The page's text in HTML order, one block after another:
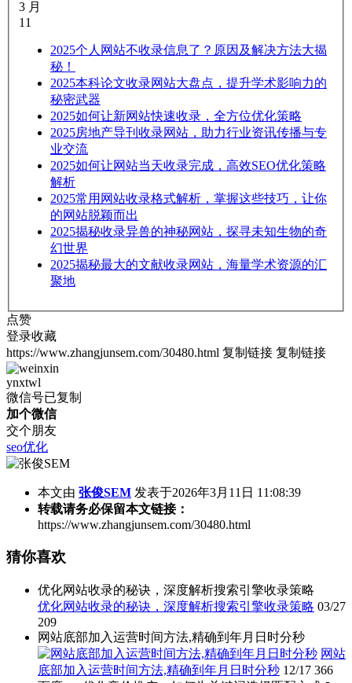
3 月
11
2025个人网站不收录信息了？原因及解决方法大揭
秘！
2025本科论文收录网站大盘点，提升学术影响力的
秘密武器
2025如何让新网站快速收录，全方位优化策略
2025房地产导刊收录网站，助力行业资讯传播与专
业交流
2025如何让网站当天收录完成，高效SEO优化策略
解析
2025常用网站收录格式解析，掌握这些技巧，让你
的网站脱颖而出
2025揭秘收录异兽的神秘网站，探寻未知生物的奇
幻世界
2025揭秘最大的文献收录网站，海量学术资源的汇
聚地
点赞
登录收藏
https://www.zhangjunsem.com/30480.html 复制链接 复制链接
ynxtwl
微信号已复制
加个微信
交个朋友
seo优化
本文由 张俊SEM 发表于2026年3月11日 11:08:39
转载请务必保留本文链接：
https://www.zhangjunsem.com/30480.html
猜你喜欢
优化网站收录的秘诀，深度解析搜索引擎收录策略
优化网站收录的秘诀，深度解析搜索引擎收录策略 03/27
209
网站底部加入运营时间方法,精确到年月日时分秒
网站
底部加入运营时间方法,精确到年月日时分秒 12/17 366